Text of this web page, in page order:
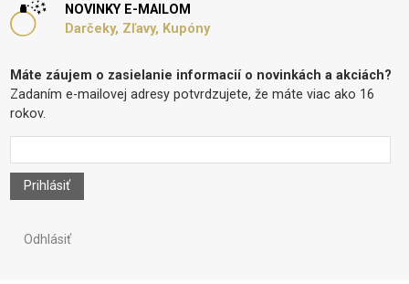
NOVINKY E-MAILOM
Darčeky, Zľavy, Kupóny
Máte záujem o zasielanie informacií o novinkách a akciách?
Zadaním e-mailovej adresy potvrdzujete, že máte viac ako 16
rokov.
Prihlásiť
Odhlásiť